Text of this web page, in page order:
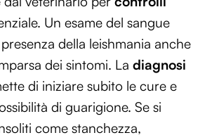
Un esame del sangue
della leishmania anche
dei sintomi. La diagnosi
di iniziare subito le cure e
di guarigione. Se si
come stanchezza,